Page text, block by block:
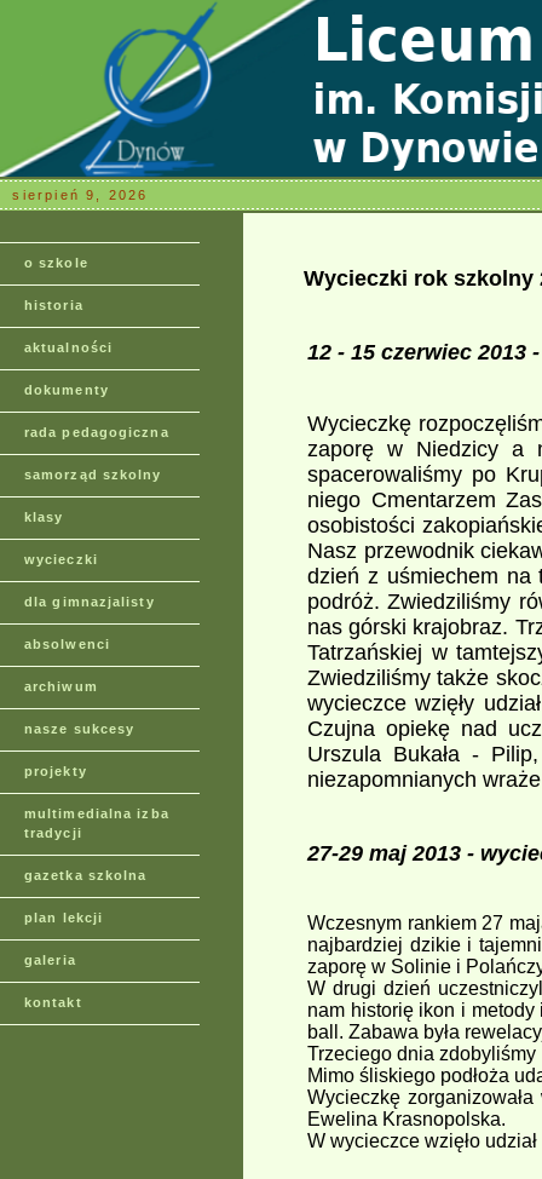
sierpień 9, 2026
o szkole
historia
aktualności
dokumenty
rada pedagogiczna
samorząd szkolny
klasy
wycieczki
dla gimnazjalisty
absolwenci
archiwum
nasze sukcesy
projekty
multimedialna izba
tradycji
gazetka szkolna
plan lekcji
galeria
kontakt
Wycieczki rok szkolny
12 - 15 czerwiec 2013
Wycieczkę
zaporę w Niedzicy a
spacerowaliśmy po
niego Cmentarzem
osobistości
Nasz przewodnik
dzień z uśmiechem na
podróż. Zwiedziliśmy
nas górski krajobraz.
Tatrzańskiej w
Zwiedziliśmy także
wycieczce wzięły
Czujna opiekę nad
Urszula Bukała -
niezapomnianych
27-29 maj 2013 -
Wczesnym rankiem 27
najbardziej dzikie i
zaporę w Solinie i
W drugi dzień
nam historię ikon i
ball. Zabawa była
Trzeciego dnia
Mimo śliskiego podłoża
Wycieczkę
Ewelina Krasnopolska.
W wycieczce wzięło